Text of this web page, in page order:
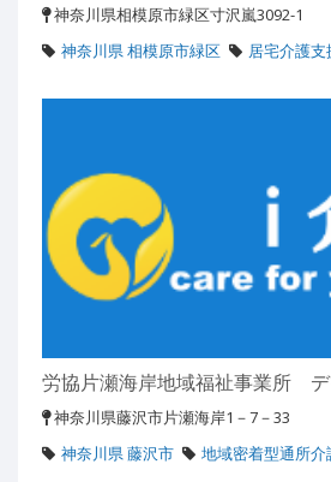
神奈川県相模原市緑区寸沢嵐3092-1
神奈川県 相模原市緑区
居宅介護支
労協片瀬海岸地域福祉事業所
神奈川県藤沢市片瀬海岸1－7－33
神奈川県 藤沢市
地域密着型通所介